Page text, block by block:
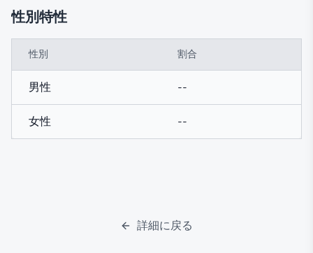
性別特性
性別 割合
男性 --
女性 --
詳細に戻る